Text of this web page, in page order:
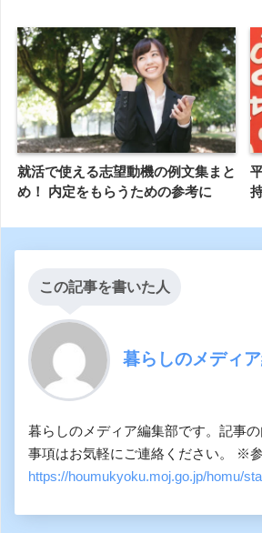
就活で使える志望動機の例文集まと
め！ 内定をもらうための参考に
この記事を書いた人
暮らしのメディ
暮らしのメディア編集部です。記事
事項はお気軽にご連絡ください。 ※
https://houmukyoku.moj.go.jp/homu/